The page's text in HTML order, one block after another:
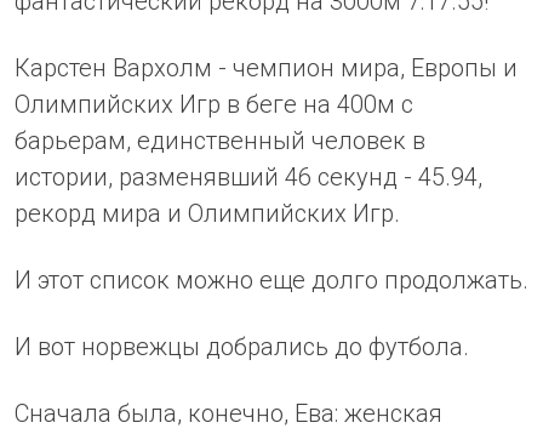
Карстен Вархолм - чемпион мира, Европы и
Олимпийских Игр в беге на 400м с
барьерам, единственный человек в
истории, разменявший 46 секунд - 45.94,
рекорд мира и Олимпийских Игр.
И этот список можно еще долго продолжать.
И вот норвежцы добрались до футбола.
Сначала была, конечно, Ева: женская